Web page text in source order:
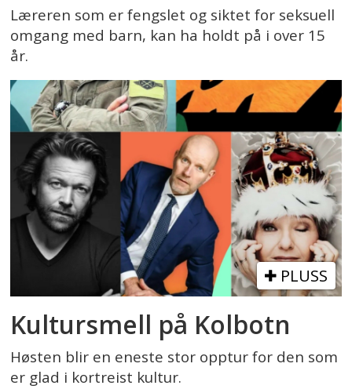
Læreren som er fengslet og siktet for seksuell
omgang med barn, kan ha holdt på i over 15
år.
PLUSS
Kultursmell på Kolbotn
Høsten blir en eneste stor opptur for den som
er glad i kortreist kultur.